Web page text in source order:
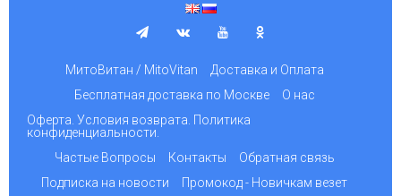
МитоВитан / MitoVitan
Доставка и Оплата
Бесплатная доставка по Москве
О нас
Оферта. Условия возврата. Политика
конфиденциальности.
Частые Вопросы
Контакты
Обратная связь
Подписка на новости
Промокод - Новичкам везет